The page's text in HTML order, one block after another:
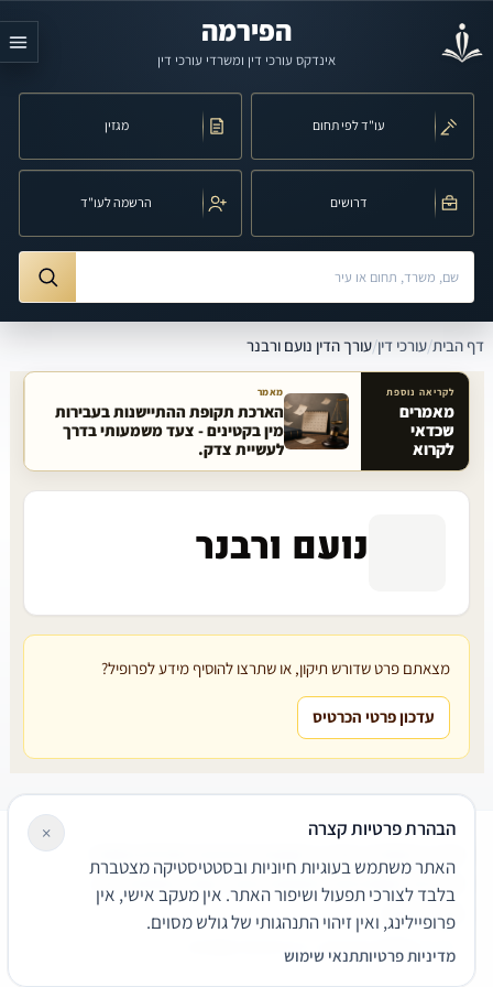
הפירמה
אינדקס עורכי דין ומשרדי עורכי דין
עו"ד לפי תחום מגזין
דרושים הרשמה לעו"ד
חיפוש לפי שם, משרד, תחום משפט או עיר
דף הבית/עורכי דין/עורך הדין נועם ורבנר
מאמרים קשורים באתר
לקריאה נוספת
מאמרים
שכדאי
לקרוא
מאמר
הארכת תקופת ההתיישנות בעבירות
מין בקטינים - צעד משמעותי בדרך
לעשיית צדק.
נועם ורבנר
מצאתם פרט שדורש תיקון, או שתרצו להוסיף מידע לפרופיל?
עדכון פרטי הכרטיס
שירותים משפטיים
דרושים צור קשר נגישותפרטיות
תנאי שימוש
© 2026 הפירמה. כל הזכויות שמורות.
הבהרת פרטיות קצרה
האתר משתמש בעוגיות חיוניות ובסטטיסטיקה מצטברת
בלבד לצורכי תפעול ושיפור האתר. אין מעקב אישי, אין
פרופיילינג, ואין זיהוי התנהגותי של גולש מסוים.
מדיניות פרטיותתנאי שימוש
×